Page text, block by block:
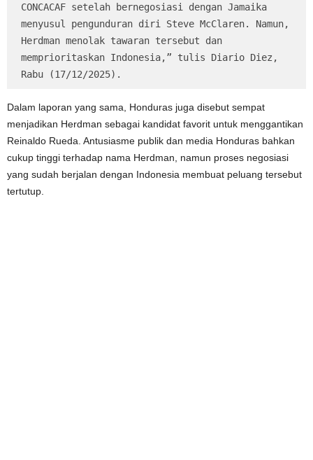
CONCACAF setelah bernegosiasi dengan Jamaika
menyusul pengunduran diri Steve McClaren. Namun,
Herdman menolak tawaran tersebut dan
memprioritaskan Indonesia,” tulis Diario Diez,
Rabu (17/12/2025).
Dalam laporan yang sama, Honduras juga disebut sempat
menjadikan Herdman sebagai kandidat favorit untuk menggantikan
Reinaldo Rueda. Antusiasme publik dan media Honduras bahkan
cukup tinggi terhadap nama Herdman, namun proses negosiasi
yang sudah berjalan dengan Indonesia membuat peluang tersebut
tertutup.